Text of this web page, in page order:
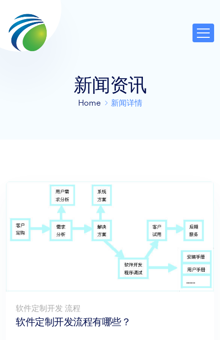
新闻资讯
Home 新闻详情
软件定制开发 流程
软件定制开发流程有哪些？